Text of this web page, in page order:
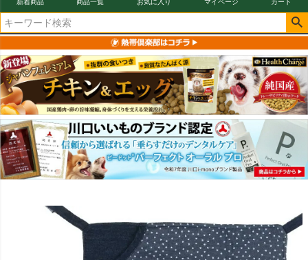
新着商品 商品一覧 お気に入り マイページ カート